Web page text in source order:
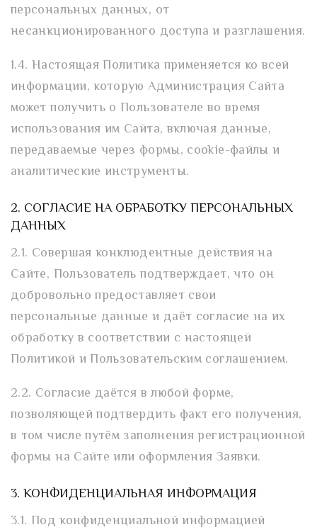
персональных данных, от
несанкционированного доступа и разглашения.
1.4. Настоящая Политика применяется ко всей
информации, которую Администрация Сайта
может получить о Пользователе во время
использования им Сайта, включая данные,
передаваемые через формы, cookie-файлы и
аналитические инструменты.
2. СОГЛАСИЕ НА ОБРАБОТКУ ПЕРСОНАЛЬНЫХ
ДАННЫХ
2.1. Совершая конклюдентные действия на
Сайте, Пользователь подтверждает, что он
добровольно предоставляет свои
персональные данные и даёт согласие на их
обработку в соответствии с настоящей
Политикой и Пользовательским соглашением.
2.2. Согласие даётся в любой форме,
позволяющей подтвердить факт его получения,
в том числе путём заполнения регистрационной
формы на Сайте или оформления Заявки.
3. КОНФИДЕНЦИАЛЬНАЯ ИНФОРМАЦИЯ
3.1. Под конфиденциальной информацией